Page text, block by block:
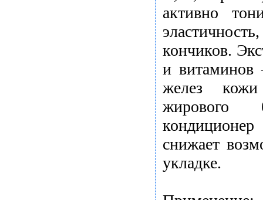
активно
кончиков.
и витаминов
желез кожи
жирового
снижает
укладке.